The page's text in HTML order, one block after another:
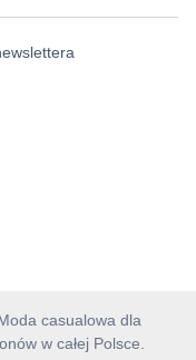
casualowa dla
w całej Polsce.